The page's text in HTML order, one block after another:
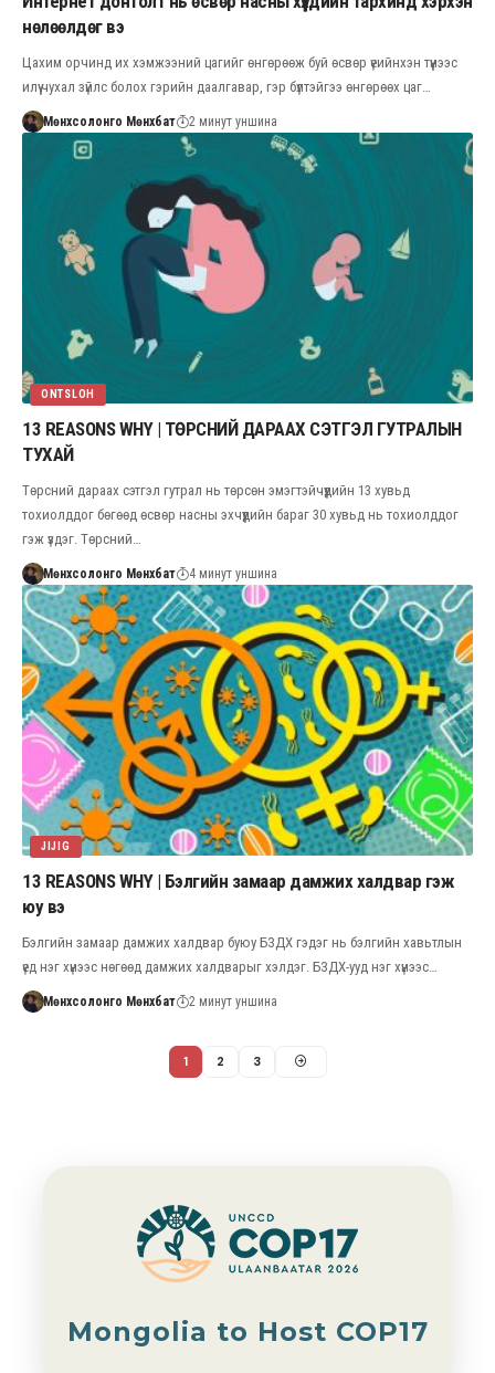
нөлөөлдөг вэ
Цахим орчинд их хэмжээний цагийг өнгөрөөж буй өсвөр үеийнхэн түүнээс
илүү чухал зүйлс болох гэрийн даалгавар, гэр бүлтэйгээ өнгөрөөх цаг…
Мөнхсолонго Мөнхбат 2 минут уншина
ONTSLOH
13 REASONS WHY | ТӨРСНИЙ ДАРААХ СЭТГЭЛ ГУТРАЛЫН
ТУХАЙ
Төрсний дараах сэтгэл гутрал нь төрсөн эмэгтэйчүүдийн 13 хувьд
тохиолддог бөгөөд өсвөр насны эхчүүдийн бараг 30 хувьд нь тохиолддог
гэж үздэг. Төрсний…
Мөнхсолонго Мөнхбат 4 минут уншина
JIJIG
13 REASONS WHY | Бэлгийн замаар дамжих халдвар гэж
юу вэ
Бэлгийн замаар дамжих халдвар буюу БЗДХ гэдэг нь бэлгийн хавьтлын
үед нэг хүнээс нөгөөд дамжих халдварыг хэлдэг. БЗДХ-ууд нэг хүнээс…
Мөнхсолонго Мөнхбат 2 минут уншина
1 2 3
Mongolia to Host COP17